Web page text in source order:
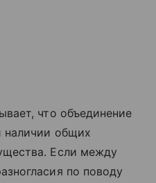
что объединение
наличии общих
Если между
по поводу